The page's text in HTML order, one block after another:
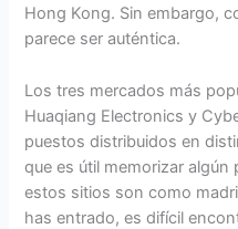
Hong Kong. Sin embargo,
parece ser auténtica.
Los tres mercados más
Huaqiang Electronics y
puestos distribuidos en
que es útil memorizar
estos sitios son como
has entrado, es difícil